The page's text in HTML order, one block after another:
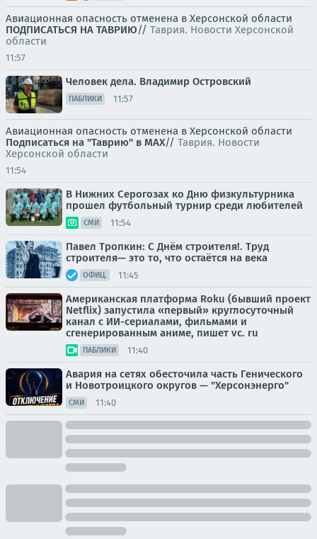
Авиационная опасность отменена в Херсонской области
ПОДПИСАТЬСЯ НА ТАВРИЮ// Таврия. Новости Херсонской
области
11:57
Человек дела. Владимир Островский
ПАБЛИКИ 11:57
Авиационная опасность отменена в Херсонской области
Подписаться на "Таврию" в MAX// Таврия. Новости
Херсонской области
11:54
В Нижних Серогозах ко Дню физкультурника
прошел футбольный турнир среди любителей
СМИ 11:54
Павел Тропкин: С Днём строителя!. Труд
строителя— это то, что остаётся на века
ОФИЦ. 11:45
Американская платформа Roku (бывший проект
Netflix) запустила «первый» круглосуточный
канал с ИИ-сериалами, фильмами и
сгенерированным аниме, пишет vc. ru
ПАБЛИКИ 11:40
Авария на сетях обесточила часть Генического
и Новотроицкого округов — "Херсонэнерго"
СМИ 11:40